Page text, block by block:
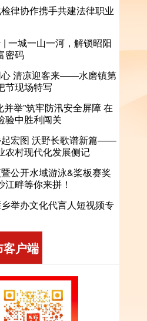
律协作携手共建法律职业
| 一城一山一河，解锁昭阳
密码
心 清凉迎客来——水磨镇第
节现场特写
并举”筑牢防汛安全屏障 在
验中胜利闯关
起宏图 沃野长歌谱新篇——
农村现代化发展侧记
公开水域游泳&桨板赛奖
畔等你来拼！
举办文化代言人短视频专
户端